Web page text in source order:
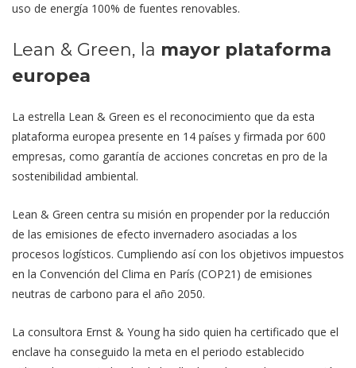
uso de energía 100% de fuentes renovables.
Lean & Green, la mayor plataforma
europea
La estrella Lean & Green es el reconocimiento que da esta
plataforma europea presente en 14 países y firmada por 600
empresas, como garantía de acciones concretas en pro de la
sostenibilidad ambiental.
Lean & Green centra su misión en propender por la reducción
de las emisiones de efecto invernadero asociadas a los
procesos logísticos. Cumpliendo así con los objetivos impuestos
en la Convención del Clima en París (COP21) de emisiones
neutras de carbono para el año 2050.
La consultora Ernst & Young ha sido quien ha certificado que el
enclave ha conseguido la meta en el periodo establecido